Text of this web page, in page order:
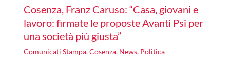
Cosenza, Franz Caruso: “Casa, giovani e
lavoro: firmate le proposte Avanti Psi per
una società più giusta”
Comunicati Stampa,Cosenza, News, Politica